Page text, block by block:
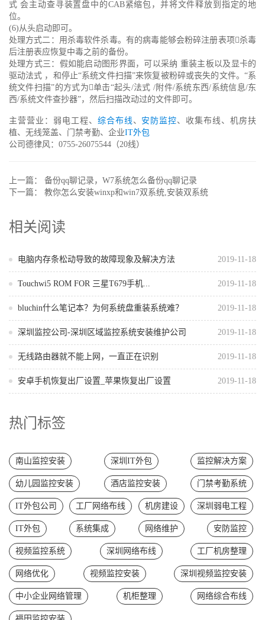
式 会主动查寻装置盘中的CAB紧缩包，并将文件释放到指定的地
位。
(6)从头启动即可。
处理方式二：用杀毒软件杀毒。有的病毒能够会粉碎注册表项杀毒
后注册表应恢复中毒之前的备份。
处理方式三：假如能启动图形界面，可以采纳 重装主板以及显卡的
驱动法式 ，和停止“系统文件扫描”来恢复被粉碎或丧失的文件。“系
统文件扫描”的方式为单击“起头/法式 /附件/系统东西/系统信息/东
西/系统文件查抄器”，然后扫描改动过的文件即可。
主营营业：弱电工程、 综合布线 、 安防监控、收集布线、机房扶
植、无线笼盖、门禁考勤、企业IT外包
公司德律风：0755-26075544（20线）
上一篇： 备份qq聊记录，W7系统怎么备份qq聊记录
下一篇： 教你怎么安装winxp和win7双系统,安装双系统
相关阅读
2019-11-18
电脑内存条松动导致的故障现象及解决方法
2019-11-18
Touchwi5 ROM FOR 三星T679手机...
2019-11-18
bluchin什么笔记本？为何系统盘重装系统难？
2019-11-18
深圳监控公司-深圳区域监控系统安装维护公司
2019-11-18
无线路由器就不能上网，一直正在识别
2019-11-18
安卓手机恢复出厂设置_苹果恢复出厂设置
热门标签
南山监控安装 深圳IT外包 监控解决方案
幼儿园监控安装 酒店监控安装 门禁考勤系统
IT外包公司 工厂网络布线 机房建设 深圳弱电工程
IT外包 系统集成 网络维护 安防监控
视频监控系统 深圳网络布线 工厂机房整理
网络优化 视频监控安装 深圳视频监控安装
中小企业网络管理 机柜整理 网络综合布线